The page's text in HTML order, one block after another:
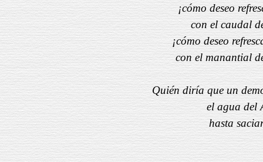
¡cómo deseo
con el caudal
¡cómo deseo
con el manantial
Quién diría que un
el agua del
hasta